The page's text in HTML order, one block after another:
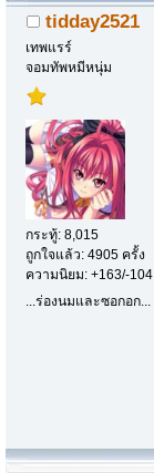
tidday2521
เทพแรร์
จอมทัพหมีหนุ่ม
กระทู้: 8,015
ถูกใจแล้ว: 4905 ครั้ง
ความนิยม: +163/-104
...ร่องนมและซอกอก...